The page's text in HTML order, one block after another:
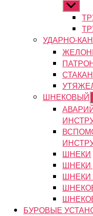
подменю
УДАРНО-
ШНЕКОВЫЙ
ШНЕКИ
ШНЕКИ
ШНЕКИ
БУРОВЫЕ